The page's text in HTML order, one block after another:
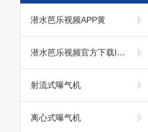
潜水芭乐视频APP黄
潜水芭乐视频官方下载IOS
射流式曝气机
离心式曝气机